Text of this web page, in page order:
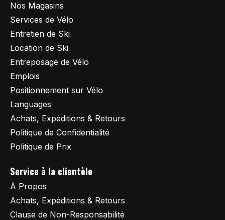
Nos Magasins
Services de Vélo
Entretien de Ski
Location de Ski
Entreposage de Vélo
Emplois
Positionnement sur Vélo
Languages
Achats, Expéditions & Retours
Politique de Confidentialité
Politique de Prix
Service à la clientèle
À Propos
Achats, Expéditions & Retours
Clause de Non-Responsabilité